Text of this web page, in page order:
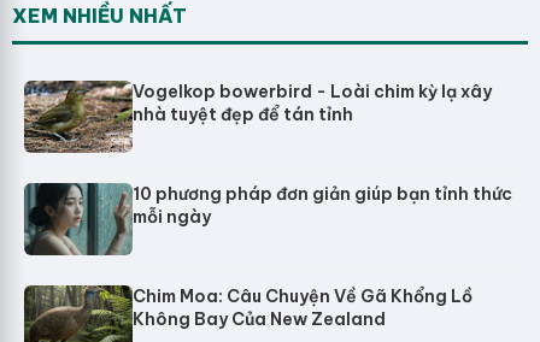
XEM NHIỀU NHẤT
Vogelkop bowerbird - Loài chim kỳ lạ xây
nhà tuyệt đẹp để tán tỉnh
10 phương pháp đơn giản giúp bạn tỉnh thức
mỗi ngày
Chim Moa: Câu Chuyện Về Gã Khổng Lồ
Không Bay Của New Zealand